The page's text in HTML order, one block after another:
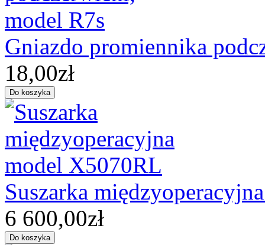
Gniazdo promiennika
18,00zł
Suszarka
6 600,00zł